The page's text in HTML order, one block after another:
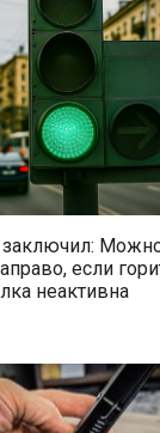
если
неактивна